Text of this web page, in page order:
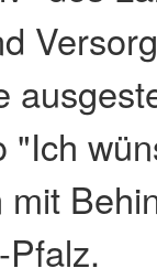
"Ich
mit